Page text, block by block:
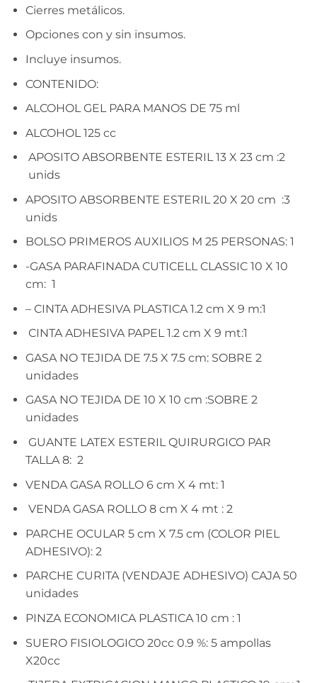
Cierres metálicos.
Opciones con y sin insumos.
Incluye insumos.
CONTENIDO:
ALCOHOL GEL PARA MANOS DE 75 ml
ALCOHOL 125 cc
APOSITO ABSORBENTE ESTERIL 13 X 23 cm :2
unids
APOSITO ABSORBENTE ESTERIL 20 X 20 cm :3
unids
BOLSO PRIMEROS AUXILIOS M 25 PERSONAS: 1
-GASA PARAFINADA CUTICELL CLASSIC 10 X 10
cm: 1
– CINTA ADHESIVA PLASTICA 1.2 cm X 9 m:1
CINTA ADHESIVA PAPEL 1.2 cm X 9 mt:1
GASA NO TEJIDA DE 7.5 X 7.5 cm: SOBRE 2
unidades
GASA NO TEJIDA DE 10 X 10 cm :SOBRE 2
unidades
GUANTE LATEX ESTERIL QUIRURGICO PAR
TALLA 8: 2
VENDA GASA ROLLO 6 cm X 4 mt: 1
VENDA GASA ROLLO 8 cm X 4 mt : 2
PARCHE OCULAR 5 cm X 7.5 cm (COLOR PIEL
ADHESIVO): 2
PARCHE CURITA (VENDAJE ADHESIVO) CAJA 50
unidades
PINZA ECONOMICA PLASTICA 10 cm : 1
SUERO FISIOLOGICO 20cc 0.9 %: 5 ampollas
X20cc